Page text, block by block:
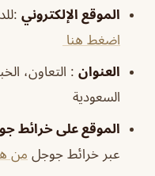
الموقع الإلكتروني
اضغط هنا
العنوان
السعودية
الموقع على خرائط
عبر خرائط جوجل من